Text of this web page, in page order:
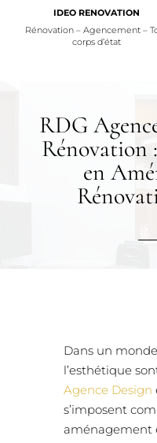
IDEO RENOVATION
Rénovation – Agencement –
corps d’état
RDG
Rénovation
en
Dans un
l’esthétique
Agence Design
s’imposent
aménagement